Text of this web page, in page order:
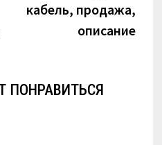
кабель, продажа,
описание
ПОНРАВИТЬСЯ